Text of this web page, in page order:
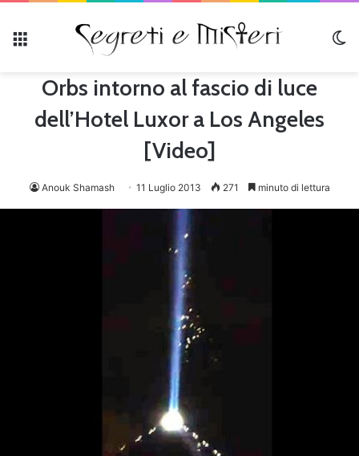
Orbs intorno al fascio di luce
dell’Hotel Luxor a Los Angeles
[Video]
Anouk Shamash 11 Luglio 2013 271 minuto di lettura